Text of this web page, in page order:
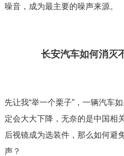
噪音，成为最主要的噪声来源。
长安汽车如何消灭
先让我“举一个栗子”，一辆汽车
定会大大下降，无奈的是中国相
后视镜成为选装件，那么如何避
声？